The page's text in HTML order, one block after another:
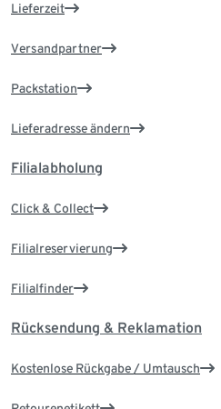
Lieferzeit
Versandpartner
Packstation
Lieferadresse ändern
Filialabholung
Click & Collect
Filialreservierung
Filialfinder
Rücksendung & Reklamation
Kostenlose Rückgabe / Umtausch